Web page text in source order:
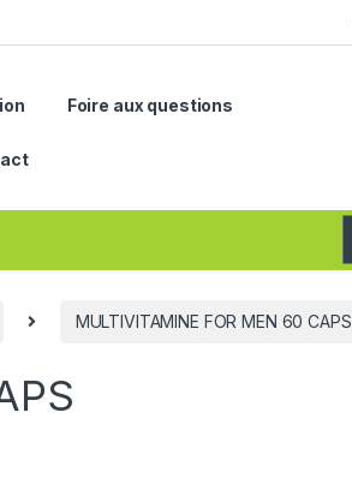
Foire aux questions
MULTIVITAMINE FOR MEN 60 CAPS